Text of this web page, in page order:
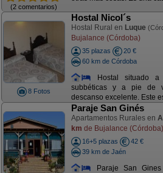
(2 comentarios)
8 Fotos
Hostal Nicol´s
Hostal Rural en Luque
Bujalance (Córdoba)
35 plazas
20 €
60 km de Córdoba
Hostal situado
subbéticas y a pie de
descanso excelente. Este
Paraje San Ginés
Apartamentos Rurales en
km de Bujalance (Córdoba)
16+5 plazas
42 €
39 km de Jaén
Paraje San